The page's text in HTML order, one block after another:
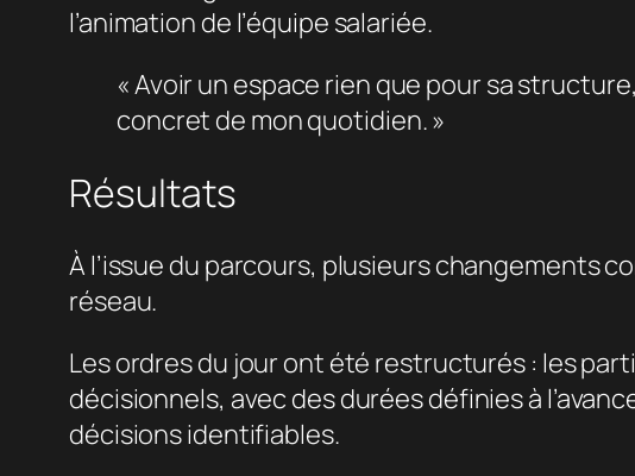
l’animation de l’équipe salariée.
« Avoir un espace rien que pour sa
concret de mon quotidien. »
Résultats
À l’issue du parcours, plusieurs changements
réseau.
Les ordres du jour ont été restructurés : les
décisionnels, avec des durées définies à
décisions identifiables.